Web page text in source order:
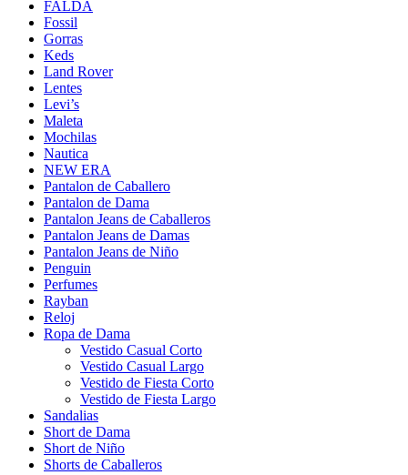
FALDA
Fossil
Gorras
Keds
Land Rover
Lentes
Levi’s
Maleta
Mochilas
Nautica
NEW ERA
Pantalon de Caballero
Pantalon de Dama
Pantalon Jeans de Caballeros
Pantalon Jeans de Damas
Pantalon Jeans de Niño
Penguin
Perfumes
Rayban
Reloj
Ropa de Dama
Vestido Casual Corto
Vestido Casual Largo
Vestido de Fiesta Corto
Vestido de Fiesta Largo
Sandalias
Short de Dama
Short de Niño
Shorts de Caballeros